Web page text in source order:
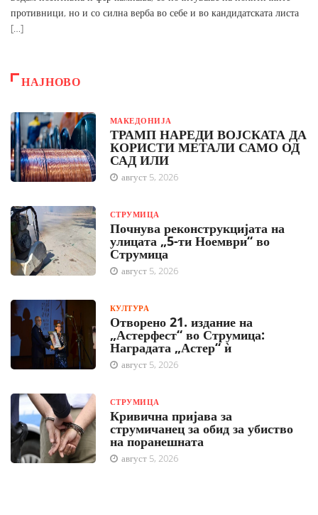
противници, но и со силна верба во себе и во кандидатската листа
[…]
НАЈНОВО
МАКЕДОНИЈА
ТРАМП НАРЕДИ ВОЈСКАТА ДА
КОРИСТИ МЕТАЛИ САМО ОД
САД ИЛИ
август 5, 2026
СТРУМИЦА
Почнува реконструкцијата на
улицата „5-ти Ноември“ во
Струмица
август 5, 2026
КУЛТУРА
Отворено 21. издание на
„Астерфест“ во Струмица:
Наградата „Астер“ ѝ
август 5, 2026
СТРУМИЦА
Кривична пријава за
струмичанец за обид за убиство
на поранешната
август 5, 2026